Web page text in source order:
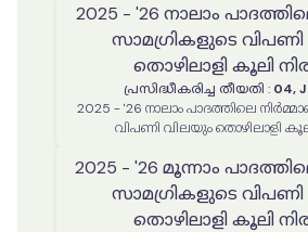
2025 - '26 നാലാം
സാമഗ്രികളുടെ
തൊഴിലാളി കൂലി
പ്രസിദ്ധീകരിച്ച തീയതി : 04,
2025 - '26 നാലാം പാദത്തിലെ നിർമ്മാണ സാമഗ്രികളുടെ
വിപണി വിലയും തൊഴിലാളി
2025 - '26 മൂന്നാം
സാമഗ്രികളുടെ
തൊഴിലാളി കൂലി